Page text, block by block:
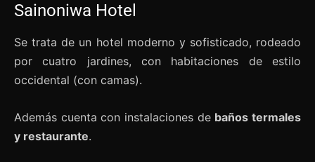
Sainoniwa Hotel
Se trata de un hotel moderno y sofisticado, rodeado
por cuatro jardines, con habitaciones de estilo
occidental (con camas).
Además cuenta con instalaciones de baños termales
y restaurante.